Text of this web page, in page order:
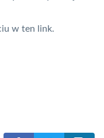
w ten link.